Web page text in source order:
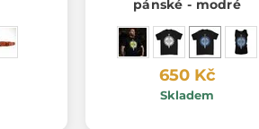
pánské - modré
650 Kč
Skladem